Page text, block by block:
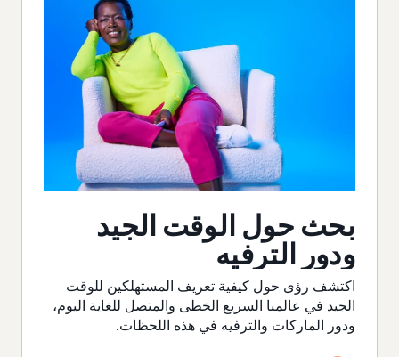
بحث حول الوقت الجيد
ودور الترفيه
اكتشف رؤى حول كيفية تعريف المستهلكين للوقت
الجيد في عالمنا السريع الخطى والمتصل للغاية اليوم،
ودور الماركات والترفيه في هذه اللحظات.